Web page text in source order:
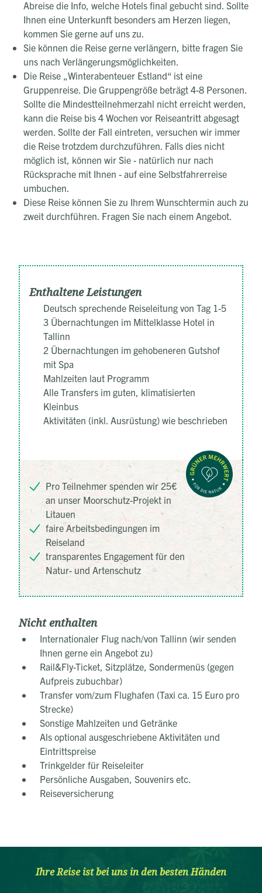
Abreise die Info, welche Hotels final gebucht sind. Sollte
Ihnen eine Unterkunft besonders am Herzen liegen,
kommen Sie gerne auf uns zu.
Sie können die Reise gerne verlängern, bitte fragen Sie
uns nach Verlängerungsmöglichkeiten.
Die Reise „Winterabenteuer Estland“ ist eine
Gruppenreise. Die Gruppengröße beträgt 4-8 Personen.
Sollte die Mindestteilnehmerzahl nicht erreicht werden,
kann die Reise bis 4 Wochen vor Reiseantritt abgesagt
werden. Sollte der Fall eintreten, versuchen wir immer
die Reise trotzdem durchzuführen. Falls dies nicht
möglich ist, können wir Sie - natürlich nur nach
Rücksprache mit Ihnen - auf eine Selbstfahrerreise
umbuchen.
Diese Reise können Sie zu Ihrem Wunschtermin auch zu
zweit durchführen. Fragen Sie nach einem Angebot.
Enthaltene Leistungen
Deutsch sprechende Reiseleitung von Tag 1-5
3 Übernachtungen im Mittelklasse Hotel in
Tallinn
2 Übernachtungen im gehobeneren Gutshof
mit Spa
Mahlzeiten laut Programm
Alle Transfers im guten, klimatisierten
Kleinbus
Aktivitäten (inkl. Ausrüstung) wie beschrieben
Pro Teilnehmer spenden wir 25€
an unser Moorschutz-Projekt in
Litauen
faire Arbeitsbedingungen im
Reiseland
transparentes Engagement für den
Natur- und Artenschutz
Nicht enthalten
Internationaler Flug nach/von Tallinn (wir senden
Ihnen gerne ein Angebot zu)
Rail&Fly-Ticket, Sitzplätze, Sondermenüs (gegen
Aufpreis zubuchbar)
Transfer vom/zum Flughafen (Taxi ca. 15 Euro pro
Strecke)
Sonstige Mahlzeiten und Getränke
Als optional ausgeschriebene Aktivitäten und
Eintrittspreise
Trinkgelder für Reiseleiter
Persönliche Ausgaben, Souvenirs etc.
Reiseversicherung
Ihre Reise ist bei uns in den besten Händen